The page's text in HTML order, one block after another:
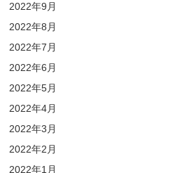
2022年9月
2022年8月
2022年7月
2022年6月
2022年5月
2022年4月
2022年3月
2022年2月
2022年1月